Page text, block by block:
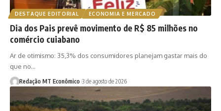
DESTAQUE EDITORIAL ECONOMIA E MERCADO
Dia dos Pais prevê movimento de R$ 85 milhões no
comércio cuiabano
Ar de otimismo: 35,3% dos consumidores planejam gastar mais do
que no…
Redação MT Econômico 3 de agosto de 2026